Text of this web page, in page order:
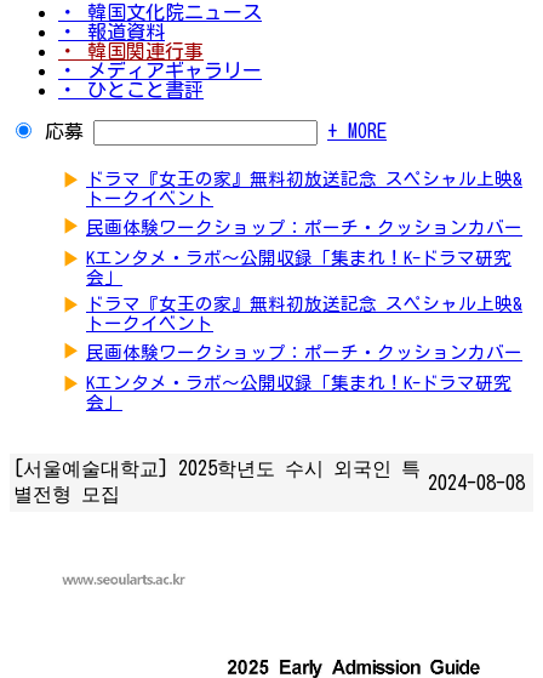
・ 韓国文化院ニュース
・ 報道資料
・ 韓国関連行事
・ メディアギャラリー
・ ひとこと書評
応募 + MORE
▶
ドラマ『女王の家』無料初放送記念 スペシャル上映&
トークイベント
▶ 民画体験ワークショップ：ポーチ・クッションカバー
▶ Kエンタメ・ラボ～公開収録「集まれ！K-ドラマ研究
会」
▶
ドラマ『女王の家』無料初放送記念 スペシャル上映&
トークイベント
▶ 民画体験ワークショップ：ポーチ・クッションカバー
▶ Kエンタメ・ラボ～公開収録「集まれ！K-ドラマ研究
会」
[서울예술대학교] 2025학년도 수시 외국인 특
별전형 모집
2024-08-08